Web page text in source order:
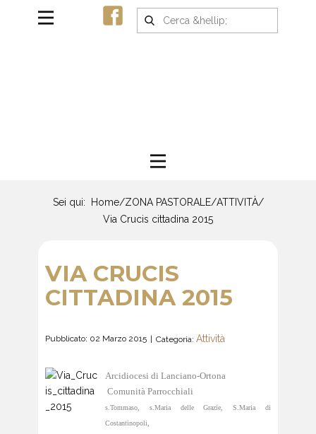
Sei qui: Home/ZONA PASTORALE/ATTIVITÀ/
Via Crucis cittadina 2015
VIA CRUCIS
CITTADINA 2015
Pubblicato: 02 Marzo 2015 Categoria: Attività
Arcidiocesi di Lanciano-Ortona
Comunità Parrocchiali
s.Tommaso , s.Maria delle Grazie, S.Maria di
Costantinopoli,